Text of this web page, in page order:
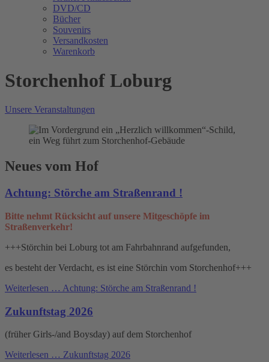
DVD/CD
Bücher
Souvenirs
Versandkosten
Warenkorb
Storchenhof Loburg
Unsere Veranstaltungen
Neues vom Hof
Achtung: Störche am Straßenrand !
Bitte nehmt Rücksicht auf unsere Mitgeschöpfe im
Straßenverkehr!
+++Störchin bei Loburg tot am Fahrbahnrand aufgefunden,
es besteht der Verdacht, es ist eine Störchin vom Storchenhof+++
Weiterlesen … Achtung: Störche am Straßenrand !
Zukunftstag 2026
(früher Girls-/and Boysday) auf dem Storchenhof
Weiterlesen … Zukunftstag 2026